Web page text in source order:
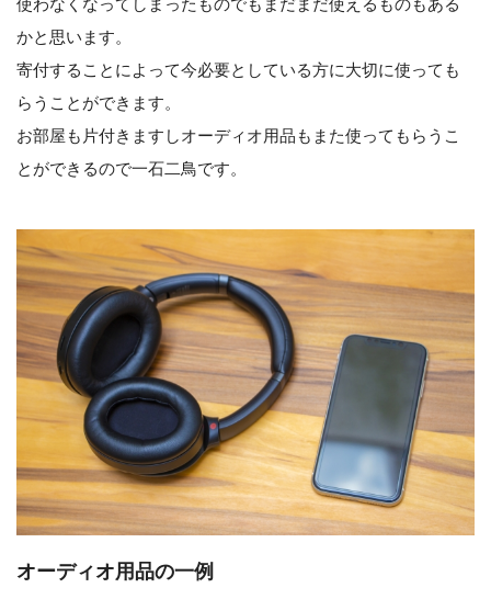
使わなくなってしまったものでもまだまだ使えるものもある
かと思います。
寄付することによって今必要としている方に大切に使っても
らうことができます。
お部屋も片付きますしオーディオ用品もまた使ってもらうこ
とができるので一石二鳥です。
オーディオ用品の一例